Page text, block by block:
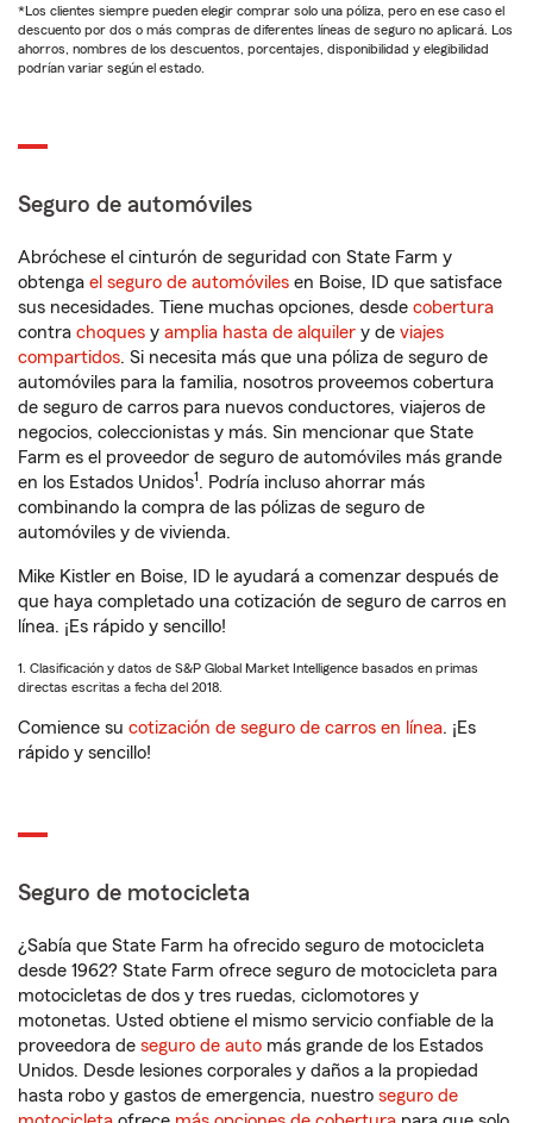
*Los clientes siempre pueden elegir comprar solo una póliza, pero en ese caso el
descuento por dos o más compras de diferentes líneas de seguro no aplicará. Los
ahorros, nombres de los descuentos, porcentajes, disponibilidad y elegibilidad
podrían variar según el estado.
Seguro de automóviles
Abróchese el cinturón de seguridad con State Farm y
obtenga el seguro de automóviles en Boise, ID que satisface
sus necesidades. Tiene muchas opciones, desde cobertura
contra choques y amplia hasta de alquiler y de viajes
compartidos. Si necesita más que una póliza de seguro de
automóviles para la familia, nosotros proveemos cobertura
de seguro de carros para nuevos conductores, viajeros de
negocios, coleccionistas y más. Sin mencionar que State
Farm es el proveedor de seguro de automóviles más grande
en los Estados Unidos1. Podría incluso ahorrar más
combinando la compra de las pólizas de seguro de
automóviles y de vivienda.
Mike Kistler en Boise, ID le ayudará a comenzar después de
que haya completado una cotización de seguro de carros en
línea. ¡Es rápido y sencillo!
1. Clasificación y datos de S&P Global Market Intelligence basados en primas
directas escritas a fecha del 2018.
Comience su cotización de seguro de carros en línea. ¡Es
rápido y sencillo!
Seguro de motocicleta
¿Sabía que State Farm ha ofrecido seguro de motocicleta
desde 1962? State Farm ofrece seguro de motocicleta para
motocicletas de dos y tres ruedas, ciclomotores y
motonetas. Usted obtiene el mismo servicio confiable de la
proveedora de seguro de auto más grande de los Estados
Unidos. Desde lesiones corporales y daños a la propiedad
hasta robo y gastos de emergencia, nuestro seguro de